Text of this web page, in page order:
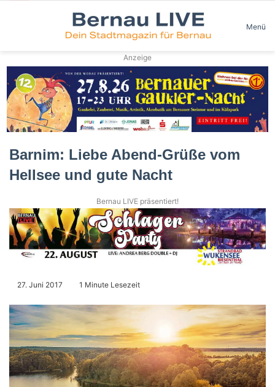
Skin umschalten Menü
Anzeige
Barnim: Liebe Abend-Grüße vom
Hellsee und gute Nacht
Bernau LIVE präsentiert!
27. Juni 2017 1 Minute Lesezeit